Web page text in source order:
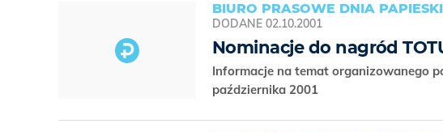
BIURO PRASOWE DNIA
DODANE 02.10.2001
Nominacje do nagród
Informacje na temat organizowanego
października 2001